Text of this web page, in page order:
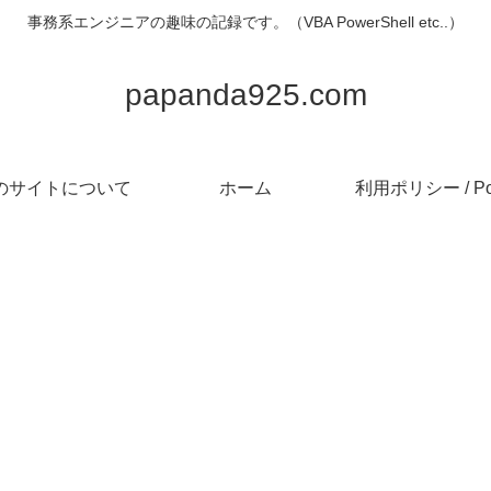
事務系エンジニアの趣味の記録です。（VBA PowerShell etc..）
papanda925.com
サイトについて ホーム 利用ポリシー /